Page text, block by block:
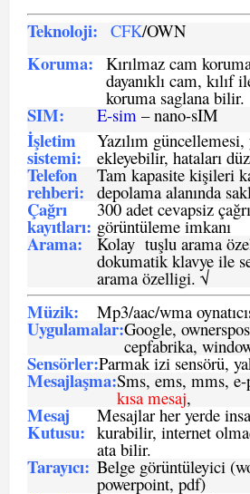
Teknoloji: CFK/OWN
Koruma: Kırılmaz cam
dayanıklı cam, kılıf
koruma saglana bilir.
SIM: E-sim – nano-sIM
İşletim
sistemi:
Yazılım
ekleyebilir, hataları
Telefon
rehberi:
Tam kapasite kişileri
depolama alanında
Çağrı
kayıtları:
300 adet cevapsiz
görüntüleme imkanı
Arama: Kolay tuşlu arama
dokumatik klavye ile
arama özelligi. √
Müzik: Mp3/aac/wma
Uygulamalar:Google,
cepfabrika,
Sensörler:Parmak izi sensörü,
Mesajlaşma:Sms, ems, mms,
kısa mesaj,
Mesaj
Kutusu:
Mesajlar her yerde
kurabilir, internet
ata bilir.
Tarayıcı: Belge görüntüleyici
powerpoint, pdf)